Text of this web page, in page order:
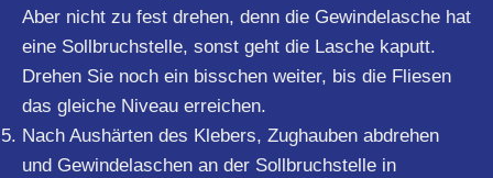
Aber nicht zu fest drehen, denn die Gewindelasche hat
eine Sollbruchstelle, sonst geht die Lasche kaputt.
Drehen Sie noch ein bisschen weiter, bis die Fliesen
das gleiche Niveau erreichen.
Nach Aushärten des Klebers, Zughauben abdrehen
und Gewindelaschen an der Sollbruchstelle in